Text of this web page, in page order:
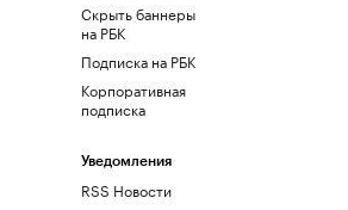
Скрыть баннеры
на РБК
Подписка на РБК
Корпоративная
подписка
Уведомления
RSS Новости